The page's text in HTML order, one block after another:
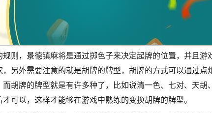
则，景德镇麻将是通过掷色子来决定起牌的位置，并且游
另外需要注意的就是胡牌的牌型，胡牌的方式可以通过点
胡牌的牌型就是有许多种了，比如说清一色、七对、天胡、
可以，这样才能够在游戏中熟练的变换胡牌的牌型。